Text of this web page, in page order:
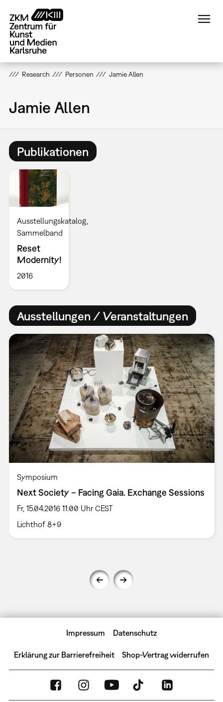
zum
Inhalt
Research Personen Jamie Allen
Jamie Allen
Publikationen
Ausstellungskatalog
Sammelband
Reset
Modernity!
2016
Ausstellungen / Veranstaltungen
Symposium
Next Society – Facing Gaia. Exchange Sessions
Fr, 15.04.2016 11:00 Uhr CEST
Lichthof 8+9
Impressum Datenschutz
Erklärung zur Barrierefreiheit Shop-Vertrag widerrufen